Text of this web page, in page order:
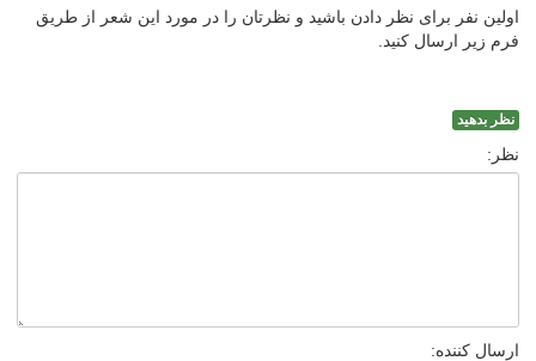
اولین نفر برای نظر دادن باشید و نظرتان را در مورد این شعر از طریق
فرم زیر ارسال کنید.
نظر بدهید
نظر:
ارسال کننده: